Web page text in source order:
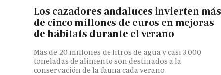
Los cazadores andaluces invierten más
de cinco millones de euros en mejoras
de hábitats durante el verano
Más de 20 millones de litros de agua y casi 3.000
toneladas de alimento son destinados a la
conservación de la fauna cada verano